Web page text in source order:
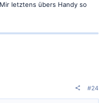
letztens übers Handy so
#24